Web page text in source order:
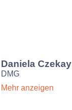
Daniela Czekay
DMG
Mehr anzeigen